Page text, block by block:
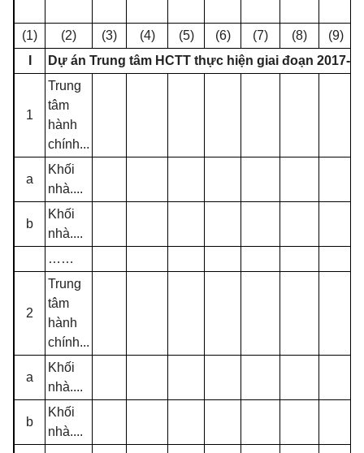
(1) (2) (3) (4) (5) (6) (7) (8) (9)
Dự án Trung tâm HCTT thực hiện giai đoạn 2017-
1
Trung
tâm
hành
chính...
a
Khối
nhà....
b
Khối
nhà....
……
2
Trung
tâm
hành
chính...
a
Khối
nhà....
b
Khối
nhà....